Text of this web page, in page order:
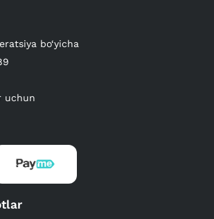
bo‘yicha
uchun